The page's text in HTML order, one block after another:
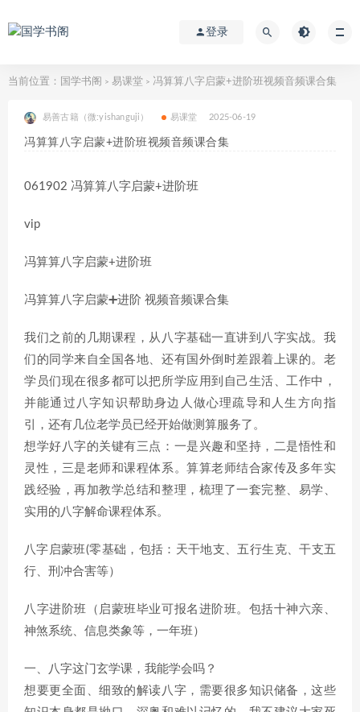
登录
当前位置： 国学书阁 > 易课堂 > 冯算算八字启蒙+进阶班视频音频课合集
易善古籍（微:yishanguji） 易课堂 2025-06-19
冯算算八字启蒙+进阶班视频音频课合集
061902 冯算算八字启蒙+进阶班
vip
冯算算八字启蒙+进阶班
冯算算八字启蒙➕进阶 视频音频课合集
我们之前的几期课程，从八字基础一直讲到八字实战。我
们的同学来自全国各地、还有国外倒时差跟着上课的。老
学员们现在很多都可以把所学应用到自己生活、工作中，
并能通过八字知识帮助身边人做心理疏导和人生方向指
引，还有几位老学员已经开始做测算服务了。
想学好八字的关键有三点：一是兴趣和坚持，二是悟性和
灵性，三是老师和课程体系。算算老师结合家传及多年实
践经验，再加教学总结和整理，梳理了一套完整、易学、
实用的八字解命课程体系。
八字启蒙班(零基础，包括：天干地支、五行生克、干支五
行、刑冲合害等）
八字进阶班（启蒙班毕业可报名进阶班。包括十神六亲、
神煞系统、信息类象等，一年班）
一、八字这门玄学课，我能学会吗？
想要更全面、细致的解读八字，需要很多知识储备，这些